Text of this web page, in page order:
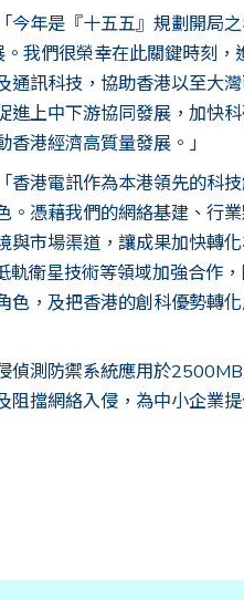
今年是『十五五』規劃開局
我們很榮幸在此關鍵時刻
訊科技，協助香港以至大
上中下游協同發展，加快
港經濟高質量發展。」
香港電訊作為本港領先的科
憑藉我們的網絡基建、行
市場渠道，讓成果加快轉
衛星技術等領域加強合作，
，及把香港的創科優勢轉
偵測防禦系統應用於
擋網絡入侵，為中小企業